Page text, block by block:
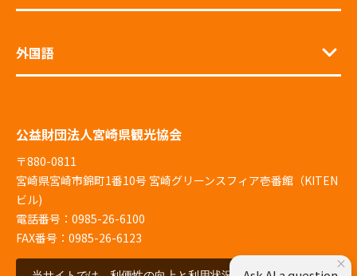
外国語
公益財団法人宮崎県観光協会
〒880-0811
宮崎県宮崎市錦町1番10号 宮崎グリーンスフィア壱番館（KITEN
ビル)
電話番号：0985-26-6100
FAX番号：0985-26-6123
×